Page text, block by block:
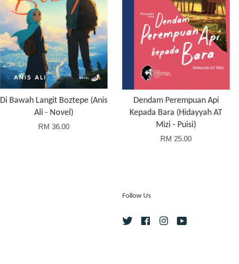
Di Bawah Langit Boztepe (Anis
Ali - Novel)
RM 36.00
Dendam Perempuan Api
Kepada Bara (Hidayyah AT
Mizi - Puisi)
RM 25.00
Follow Us
Twitter FacebookInstagram